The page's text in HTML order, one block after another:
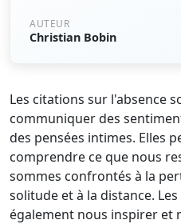
AUTEUR
Christian Bobin
Les citations sur l'absence
communiquer des
des pensées intimes. Elles
comprendre ce que nous
sommes confrontés à la
solitude et à la distance.
également nous inspirer et